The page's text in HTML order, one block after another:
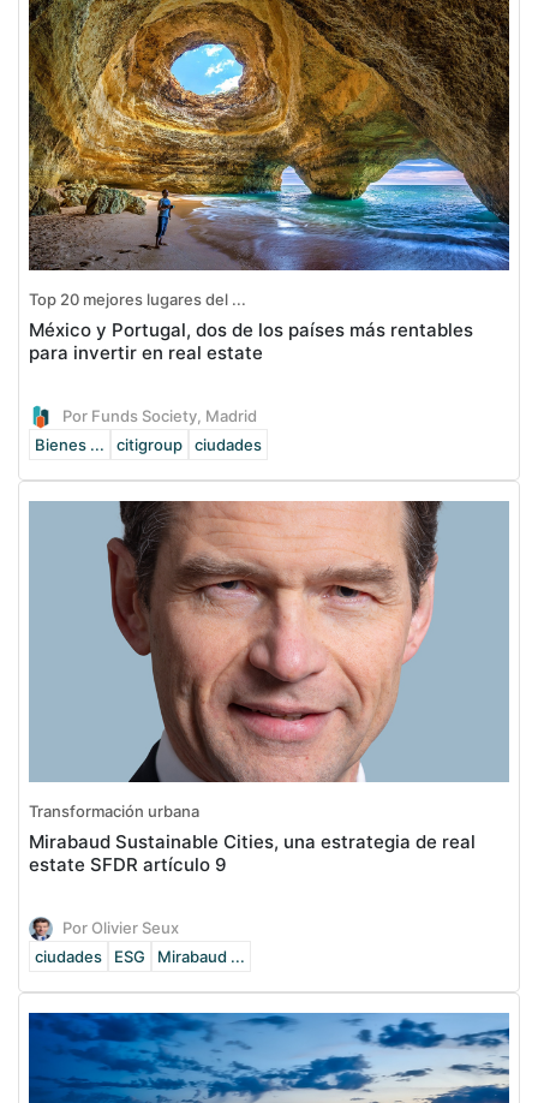
Top 20 mejores lugares del ...
México y Portugal, dos de los países más rentables
para invertir en real estate
Por Funds Society, Madrid
Bienes ...
citigroup ciudades
Transformación urbana
Mirabaud Sustainable Cities, una estrategia de real
estate SFDR artículo 9
Por Olivier Seux
ciudades
ESG Mirabaud ...